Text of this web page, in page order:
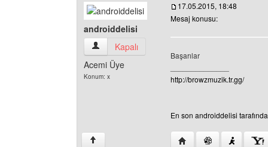
androiddelisi
androiddelisi Kullanıcının profilini görüntüle
Kapalı
Acemi Üye
Konum: x
17.05.2015, 18:48
Mesaj konusu:
Başarılar
http://browzmuzik.tr.gg/
En son androiddelisi
↑ Yazarın web sitesini